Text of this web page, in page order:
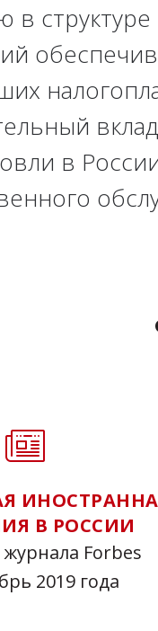
структуре
в
В РОССИИ
Forbes
2019 года